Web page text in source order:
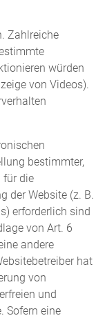
Zahlreiche
würden
von Videos).
bestimmter,
für die
der Website (z. B.
erforderlich sind
von Art. 6
andere
hat
von
und
Sofern eine